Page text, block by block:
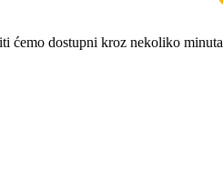
ćemo dostupni kroz nekoliko minuta